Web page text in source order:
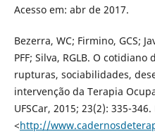
Acesso em: abr de 2017.
Bezerra, WC; Firmino, GCS;
PFF; Silva, RGLB. O
rupturas, sociabilidades,
intervenção da Terapia
UFSCar, 2015; 23(2): 335-
<http://